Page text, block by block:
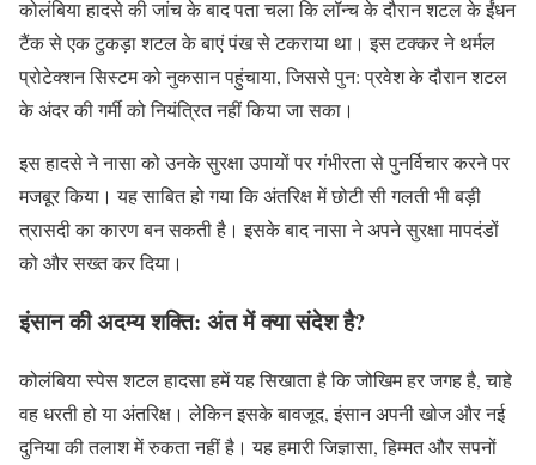
कोलंबिया हादसे की जांच के बाद पता चला कि लॉन्च के दौरान शटल के ईंधन
टैंक से एक टुकड़ा शटल के बाएं पंख से टकराया था। इस टक्कर ने थर्मल
प्रोटेक्शन सिस्टम को नुकसान पहुंचाया, जिससे पुन: प्रवेश के दौरान शटल
के अंदर की गर्मी को नियंत्रित नहीं किया जा सका।
इस हादसे ने नासा को उनके सुरक्षा उपायों पर गंभीरता से पुनर्विचार करने पर
मजबूर किया। यह साबित हो गया कि अंतरिक्ष में छोटी सी गलती भी बड़ी
त्रासदी का कारण बन सकती है। इसके बाद नासा ने अपने सुरक्षा मापदंडों
को और सख्त कर दिया।
इंसान की अदम्य शक्ति: अंत में क्या संदेश है?
कोलंबिया स्पेस शटल हादसा हमें यह सिखाता है कि जोखिम हर जगह है, चाहे
वह धरती हो या अंतरिक्ष। लेकिन इसके बावजूद, इंसान अपनी खोज और नई
दुनिया की तलाश में रुकता नहीं है। यह हमारी जिज्ञासा, हिम्मत और सपनों